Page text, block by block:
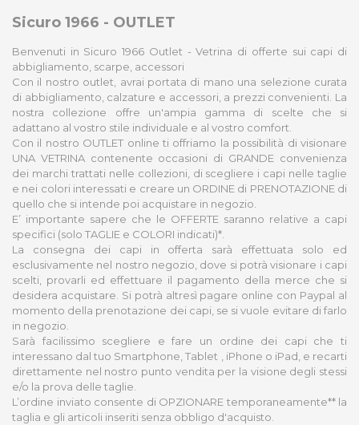
Sicuro 1966 - OUTLET
Benvenuti in Sicuro 1966 Outlet - Vetrina di offerte sui capi di
abbigliamento, scarpe, accessori
Con il nostro outlet, avrai portata di mano una selezione curata
di abbigliamento, calzature e accessori, a prezzi convenienti. La
nostra collezione offre un'ampia gamma di scelte che si
adattano al vostro stile individuale e al vostro comfort.
Con il nostro OUTLET online ti offriamo la possibilità di visionare
UNA VETRINA contenente occasioni di GRANDE convenienza
dei marchi trattati nelle collezioni, di scegliere i capi nelle taglie
e nei colori interessati e creare un ORDINE di PRENOTAZIONE di
quello che si intende poi acquistare in negozio.
E’ importante sapere che le OFFERTE saranno relative a capi
specifici (solo TAGLIE e COLORI indicati)*.
La consegna dei capi in offerta sarà effettuata solo ed
esclusivamente nel nostro negozio, dove si potrà visionare i capi
scelti, provarli ed effettuare il pagamento della merce che si
desidera acquistare. Si potrà altresì pagare online con Paypal al
momento della prenotazione dei capi, se si vuole evitare di farlo
in negozio.
Sarà facilissimo scegliere e fare un ordine dei capi che ti
interessano dal tuo Smartphone, Tablet , iPhone o iPad, e recarti
direttamente nel nostro punto vendita per la visione degli stessi
e/o la prova delle taglie.
L’ordine inviato consente di OPZIONARE temporaneamente** la
taglia e gli articoli inseriti senza obbligo d'acquisto.